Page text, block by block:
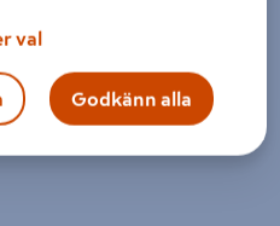
val
Godkänn alla